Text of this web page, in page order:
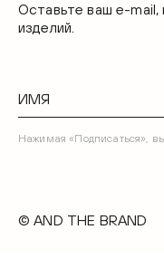
Оставьте ваш e-mail,
изделий.
Нажимая «Подписаться»,
© AND THE BRAND